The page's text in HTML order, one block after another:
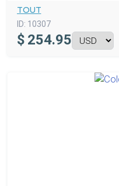
TOUT
ID: 10307
$ 254.95